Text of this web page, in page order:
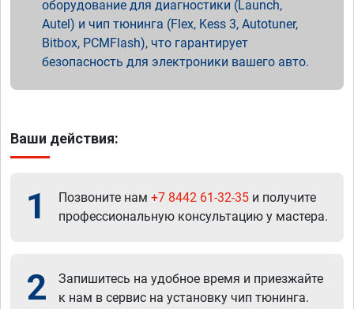
оборудование для диагностики (Launch,
Autel) и чип тюнинга (Flex, Kess 3, Autotuner,
Bitbox, PCMFlash), что гарантирует
безопасность для электроники вашего авто.
Ваши действия:
1 Позвоните нам +7 8442 61-32-35 и получите
профессиональную консультацию у мастера.
2
Запишитесь на удобное время и приезжайте
к нам в сервис на установку чип тюнинга.